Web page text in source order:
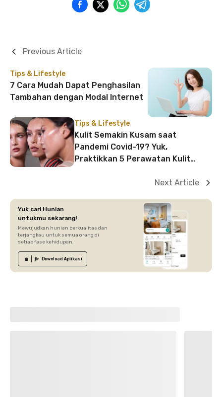
Tips & Lifestyle
7 Cara Mudah Dapat Penghasilan
Tambahan dengan Modal Internet
Previous Article
Tips & Lifestyle
Kulit Semakin Kusam saat
Pandemi Covid-19? Yuk,
Praktikkan 5 Perawatan Kulit
Next Article
Yuk cari Hunian
untukmu sekarang!
Mewujudkan hunian berkualitas dan
terjangkau untuk semua orang di
setiap fase kehidupan.
Download Aplikasi